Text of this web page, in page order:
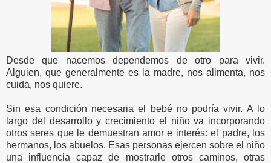
Desde que nacemos dependemos de otro para vivir.
Alguien, que generalmente es la madre, nos alimenta, nos
cuida, nos quiere.
Sin esa condición necesaria el bebé no podría vivir. A lo
largo del desarrollo y crecimiento el niño va incorporando
otros seres que le demuestran amor e interés: el padre, los
hermanos, los abuelos. Esas personas ejercen sobre el niño
una influencia capaz de mostrarle otros caminos, otras